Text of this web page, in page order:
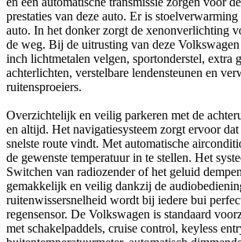
prestaties van deze auto. Er is
auto. In het donker zorgt de xenonverlichting
de weg. Bij de uitrusting van deze
inch lichtmetalen velgen, sportonderstel, extra
achterlichten, verstelbare lendensteunen en
ruitensproeiers.
Overzichtelijk en veilig parkeren met de
en altijd. Het navigatiesysteem zorgt ervoor
snelste route vindt. Met automatische
de gewenste temperatuur in te stellen. Het
Switchen van radiozender of het geluid
gemakkelijk en veilig dankzij de
ruitenwissersnelheid wordt bij iedere bui
regensensor. De Volkswagen is standaard
met schakelpaddels, cruise control, keyless